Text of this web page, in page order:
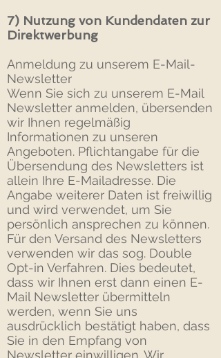
7) Nutzung von Kundendaten zur
Direktwerbung
Anmeldung zu unserem E-Mail-
Newsletter
Wenn Sie sich zu unserem E-Mail
Newsletter anmelden, übersenden
wir Ihnen regelmäßig
Informationen zu unseren
Angeboten. Pflichtangabe für die
Übersendung des Newsletters ist
allein Ihre E-Mailadresse. Die
Angabe weiterer Daten ist freiwillig
und wird verwendet, um Sie
persönlich ansprechen zu können.
Für den Versand des Newsletters
verwenden wir das sog. Double
Opt-in Verfahren. Dies bedeutet,
dass wir Ihnen erst dann einen E-
Mail Newsletter übermitteln
werden, wenn Sie uns
ausdrücklich bestätigt haben, dass
Sie in den Empfang von